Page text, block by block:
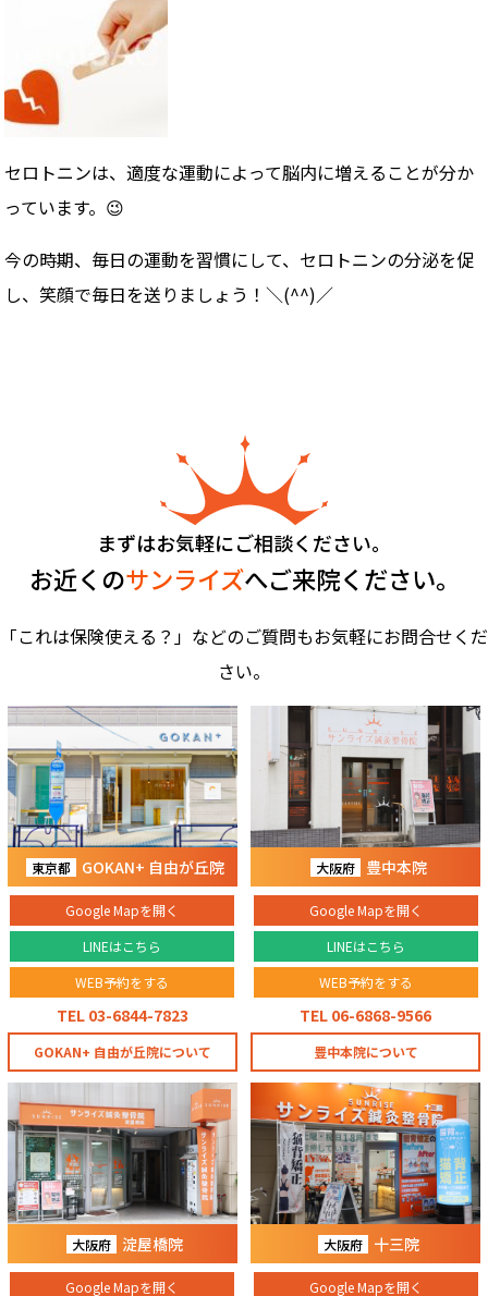
セロトニンは、適度な運動によって脳内に増えることが分か
っています。😉
今の時期、毎日の運動を習慣にして、セロトニンの分泌を促
し、笑顔で毎日を送りましょう！＼(^^)／
まずはお気軽にご相談ください。
お近くのサンライズへご来院ください。
「これは保険使える？」などのご質問もお気軽にお問合せくだ
さい。
東京都 GOKAN+ 自由が丘院
Google Mapを開く
LINEはこちら
WEB予約をする
TEL 03-6844-7823
GOKAN+ 自由が丘院について
大阪府 豊中本院
Google Mapを開く
LINEはこちら
WEB予約をする
TEL 06-6868-9566
豊中本院について
大阪府 淀屋橋院
Google Mapを開く
大阪府 十三院
Google Mapを開く